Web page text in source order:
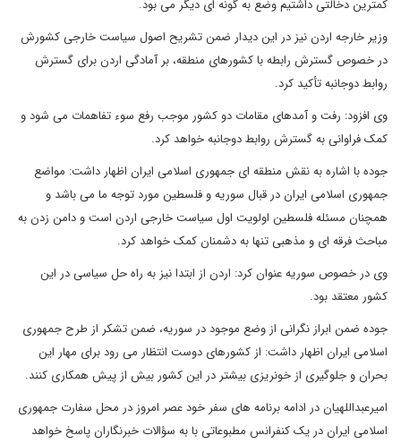
کمترین دخالتی داشتیم وضع به گونه ای دیگر می بود.
وزیر خارجه اردن نیز در این دیدار ضمن تشریح اصول سیاست خارجی کشورش
در خصوص گسترش رابطه با کشورهای منطقه، بر آمادگی اردن برای گسترش
روابط دوجانبه تأکید کرد.
وی افزود: رفت و آمدهای مقامات دو کشور موجب رفع سوء تفاهمات می شود و
کمک فراوانی به گسترش روابط دوجانبه خواهد کرد.
جوده با اشاره به نقش منطقه ای جمهوری اسلامی ایران اظهار داشت: مواضع
جمهوری اسلامی ایران در قبال سوریه و فلسطین مورد توجه ما می باشد و
همچنان مسئله فلسطین اولویت اول سیاست خارجی اردن است و دامن زدن به
مباحث فرقه ای و مذهبی تنها به دشمنان کمک خواهد کرد.
وی در خصوص سوریه عنوان کرد: اردن از ابتدا نیز به راه حل سیاسی در این
کشور معتقد بود.
جوده ضمن ابراز نگرانی از وضع موجود در سوریه، ضمن تشکر از طرح جمهوری
اسلامی ایران اظهار داشت: از کشورهای دوست انتظار می رود برای مهار این
بحران و جلوگیری از خونریزی بیشتر در این کشور بیش از پیش همکاری کنند.
امیرعبداللهیان در ادامه برنامه های سفر خود عصر امروز در محل سفارت جمهوری
اسلامی ایران در یک کنفرانس مطبوعاتی با به سؤالات خبرنگاران پاسخ خواهد